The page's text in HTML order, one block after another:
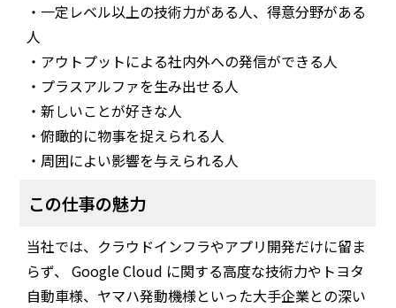
・一定レベル以上の技術力がある人、得意分野がある
人
・アウトプットによる社内外への発信ができる人
・プラスアルファを生み出せる人
・新しいことが好きな人
・俯瞰的に物事を捉えられる人
・周囲によい影響を与えられる人
この仕事の魅力
当社では、クラウドインフラやアプリ開発だけに留ま
らず、 Google Cloud に関する高度な技術力やトヨタ
自動車様、ヤマハ発動機様といった大手企業との深い